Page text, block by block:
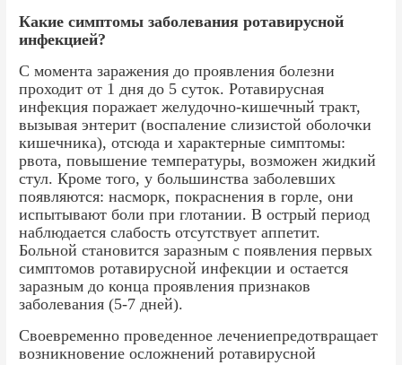
Какие симптомы заболевания ротавирусной
инфекцией?
С момента заражения до проявления болезни
проходит от 1 дня до 5 суток. Ротавирусная
инфекция поражает желудочно-кишечный тракт,
вызывая энтерит (воспаление слизистой оболочки
кишечника), отсюда и характерные симптомы:
рвота, повышение температуры, возможен жидкий
стул. Кроме того, у большинства заболевших
появляются: насморк, покраснения в горле, они
испытывают боли при глотании. В острый период
наблюдается слабость отсутствует аппетит.
Больной становится заразным с появления первых
симптомов ротавирусной инфекции и остается
заразным до конца проявления признаков
заболевания (5-7 дней).
Своевременно проведенное лечениепредотвращает
возникновение осложнений ротавирусной